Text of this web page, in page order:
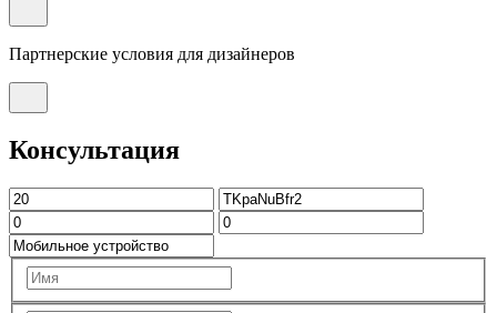
Партнерские условия для дизайнеров
Консультация